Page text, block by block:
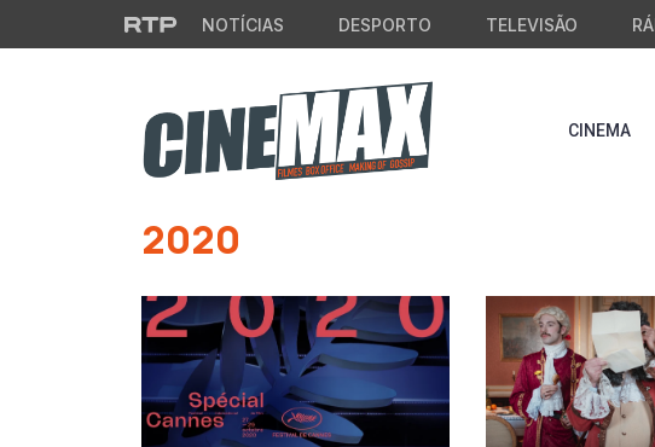
Saltar para o conteúdo principal
NOTÍCIAS DESPORTO TELEVISÃO
CINEMA
2020